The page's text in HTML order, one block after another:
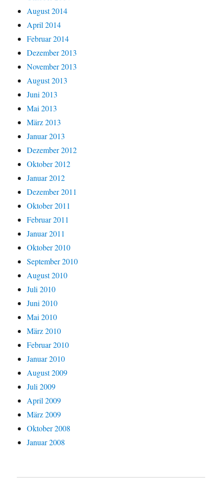
August 2014
April 2014
Februar 2014
Dezember 2013
November 2013
August 2013
Juni 2013
Mai 2013
März 2013
Januar 2013
Dezember 2012
Oktober 2012
Januar 2012
Dezember 2011
Oktober 2011
Februar 2011
Januar 2011
Oktober 2010
September 2010
August 2010
Juli 2010
Juni 2010
Mai 2010
März 2010
Februar 2010
Januar 2010
August 2009
Juli 2009
April 2009
März 2009
Oktober 2008
Januar 2008